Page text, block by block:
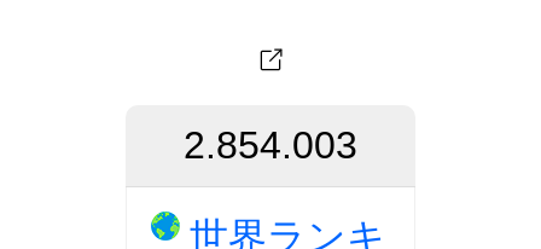
2.854.003
世界ランキ